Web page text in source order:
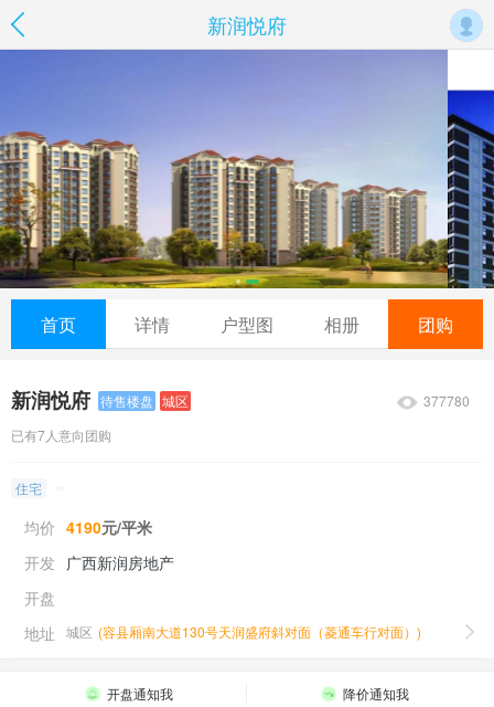
新润悦府
首页 详情 户型图 相册 团购
377780
新润悦府 待售楼盘 城区
已有7人意向团购
住宅
均价 4190元/平米
开发 广西新润房地产
开盘
地址
城区 (容县厢南大道130号天润盛府斜对面（菱通车行对面） )
开盘通知我 降价通知我